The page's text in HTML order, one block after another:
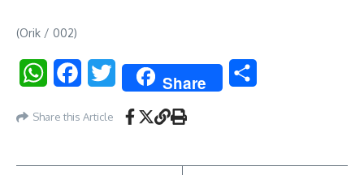
(Orik / 002)
WhatsAppFacebookTwitter Share
Share this Article